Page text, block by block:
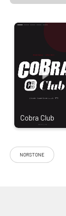
NORSTONE